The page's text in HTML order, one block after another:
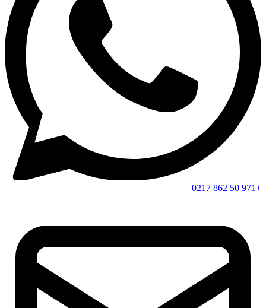
+971 50 862 0217